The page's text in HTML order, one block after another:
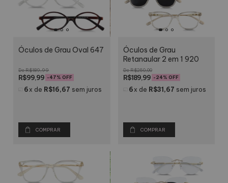
Óculos de Grau Oval 647
R$189,99
R$99,99 -47% OFF
6 x de R$16,67 sem juros
COMPRAR
Óculos de Grau
Retangular 2 em 1 920
R$250,00
R$189,99 -24% OFF
6 x de R$31,67 sem juros
COMPRAR